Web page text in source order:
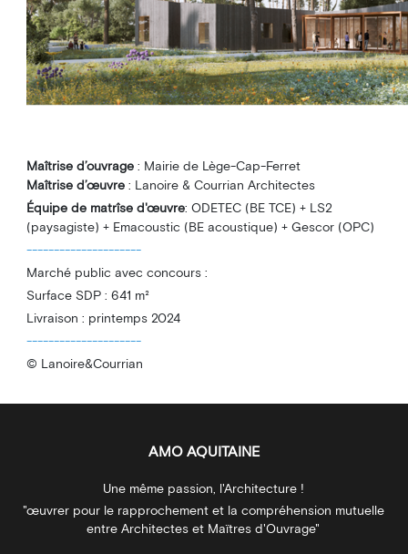
Maîtrise d’ouvrage : Mairie de Lège-Cap-Ferret
Maîtrise d’œuvre : Lanoire & Courrian Architectes
Équipe de matrîse d'œuvre: ODETEC (BE TCE) + LS2
(paysagiste) + Emacoustic (BE acoustique) + Gescor (OPC)
---------------------
Marché public avec concours :
Surface SDP : 641 m²
Livraison : printemps 2024
---------------------
© Lanoire&Courrian
AMO AQUITAINE
Une même passion, l'Architecture !
"œuvrer pour le rapprochement et la compréhension mutuelle
entre Architectes et Maïtres d'Ouvrage"